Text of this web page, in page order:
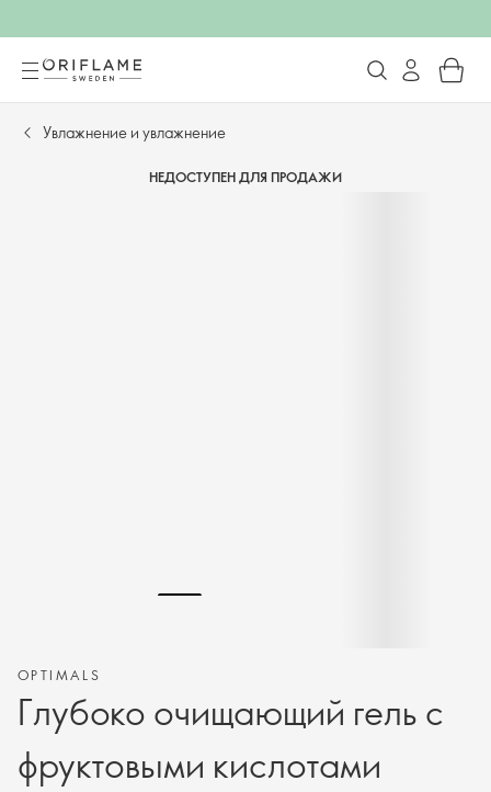
Увлажнение и увлажнение
НЕДОСТУПЕН ДЛЯ ПРОДАЖИ
OPTIMALS
Глубоко очищающий гель с
фруктовыми кислотами